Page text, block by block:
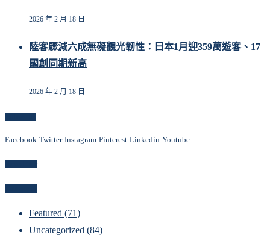
2026 年 2 月 18 日
陸客驟減六成無礙觀光韌性：日本1月迎359萬遊客、17
國創同期新高
2026 年 2 月 18 日
Facebook Twitter Instagram Pinterest Linkedin Youtube
Featured (71)
Uncategorized (84)